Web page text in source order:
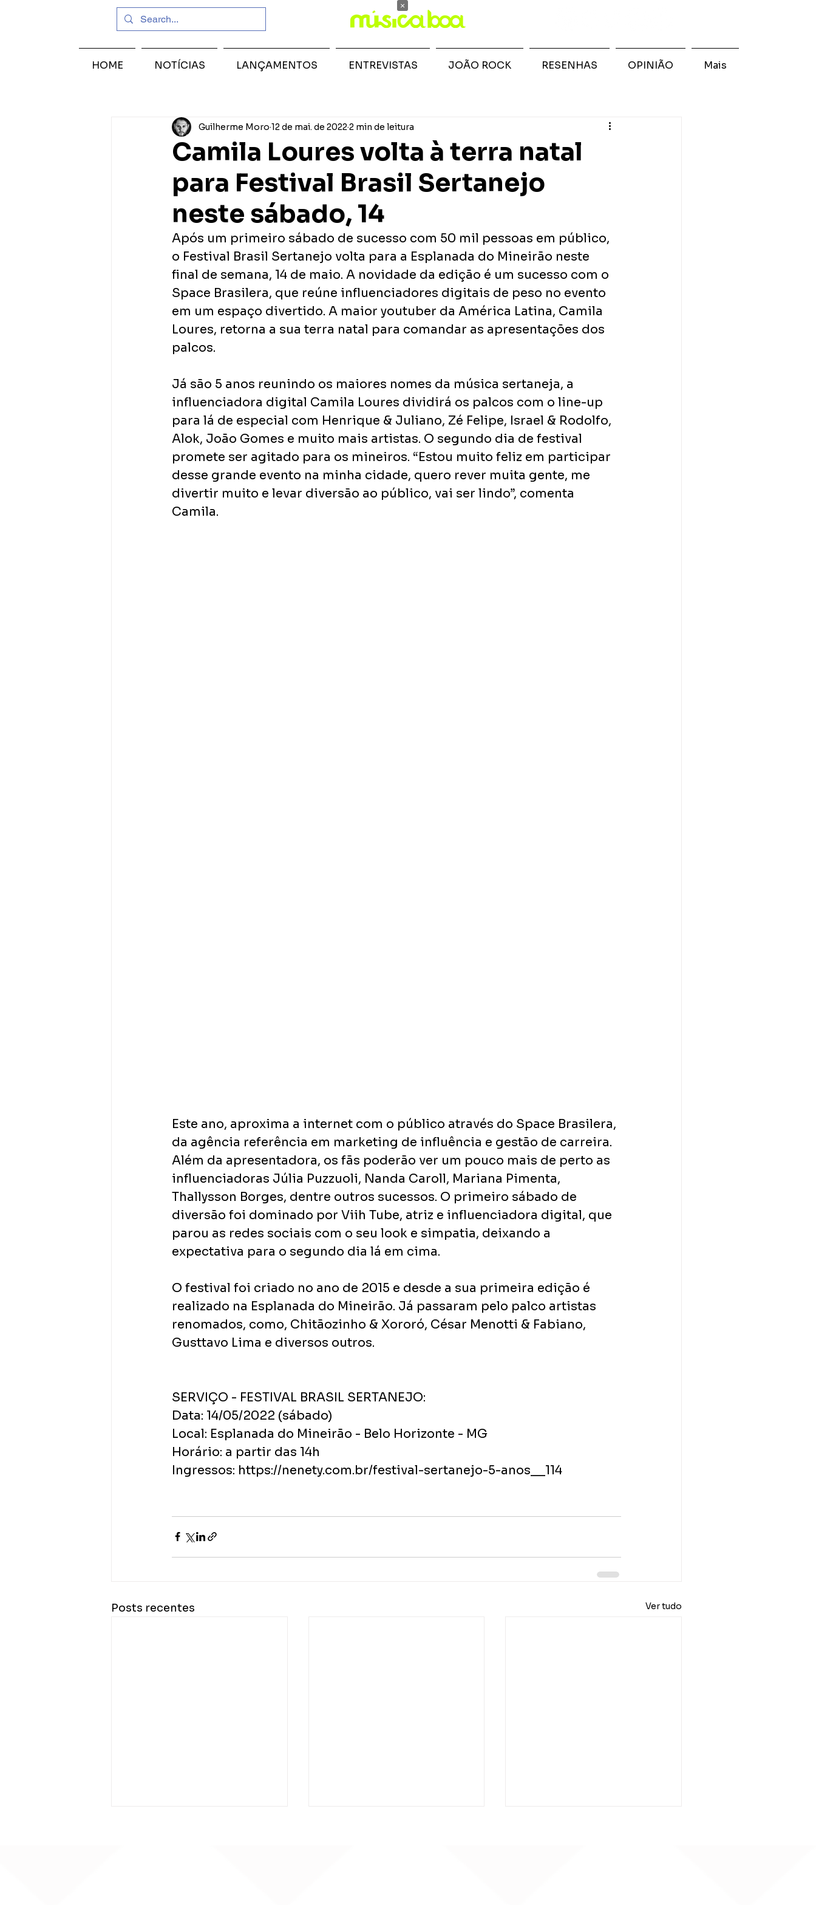
Camila Loures volta à terra natal
para Festival Brasil Sertanejo
neste sábado, 14
Guilherme Moro 12 de mai. de 2022 2 min de leitura
Após um primeiro sábado de sucesso com 50 mil pessoas em público,
o Festival Brasil Sertanejo volta para a Esplanada do Mineirão neste
final de semana, 14 de maio. A novidade da edição é um sucesso com o
Space Brasilera, que reúne influenciadores digitais de peso no evento
em um espaço divertido. A maior youtuber da América Latina, Camila
Loures, retorna a sua terra natal para comandar as apresentações dos
palcos.
Já são 5 anos reunindo os maiores nomes da música sertaneja, a
influenciadora digital Camila Loures dividirá os palcos com o line-up
para lá de especial com Henrique & Juliano, Zé Felipe, Israel & Rodolfo,
Alok, João Gomes e muito mais artistas. O segundo dia de festival
promete ser agitado para os mineiros. “Estou muito feliz em participar
desse grande evento na minha cidade, quero rever muita gente, me
divertir muito e levar diversão ao público, vai ser lindo”, comenta
Camila.
Este ano, aproxima a internet com o público através do Space Brasilera,
da agência referência em marketing de influência e gestão de carreira.
Além da apresentadora, os fãs poderão ver um pouco mais de perto as
influenciadoras Júlia Puzzuoli, Nanda Caroll, Mariana Pimenta,
Thallysson Borges, dentre outros sucessos. O primeiro sábado de
diversão foi dominado por Viih Tube, atriz e influenciadora digital, que
parou as redes sociais com o seu look e simpatia, deixando a
expectativa para o segundo dia lá em cima.
O festival foi criado no ano de 2015 e desde a sua primeira edição é
realizado na Esplanada do Mineirão. Já passaram pelo palco artistas
renomados, como, Chitãozinho & Xororó, César Menotti & Fabiano,
Gusttavo Lima e diversos outros.
SERVIÇO - FESTIVAL BRASIL SERTANEJO:
Data: 14/05/2022 (sábado)
Local: Esplanada do Mineirão - Belo Horizonte - MG
Horário: a partir das 14h
Ingressos: https://nenety.com.br/festival-sertanejo-5-anos__114
Posts recentes Ver tudo
HOME NOTÍCIAS LANÇAMENTOS ENTREVISTAS JOÃO ROCK RESENHAS OPINIÃO Mais
×